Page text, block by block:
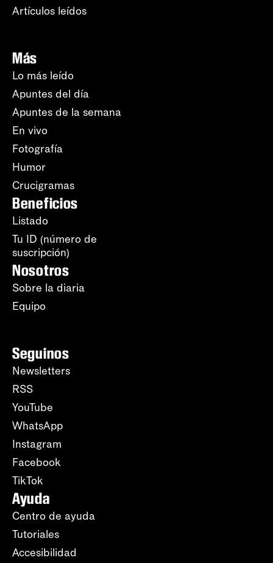
Artículos leídos
Más
Lo más leído
Apuntes del día
Apuntes de la semana
En vivo
Fotografía
Humor
Crucigramas
Beneficios
Listado
Tu ID (número de
suscripción)
Nosotros
Sobre la diaria
Equipo
Seguinos
Newsletters
RSS
YouTube
WhatsApp
Instagram
Facebook
TikTok
Ayuda
Centro de ayuda
Tutoriales
Accesibilidad